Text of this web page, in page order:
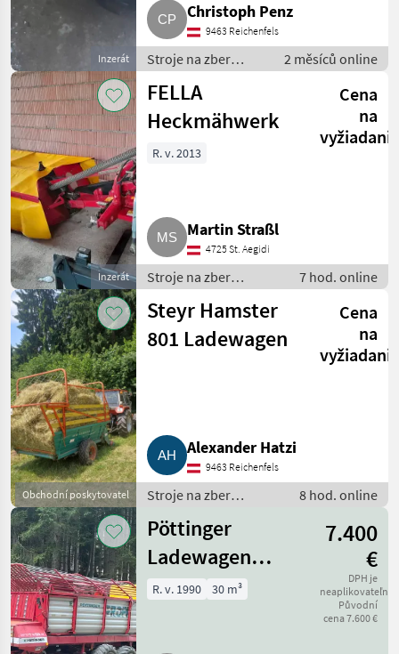
Inzerát
Christoph Penz
9463 Reichenfels
Stroje na zber
objemových krmív /
Kosa
2 měsíců online
Inzerát
FELLA
Heckmähwerk
Cena
na
R. v. 2013
Martin Straßl
4725 St. Aegidi
Stroje na zber
objemových krmív /
Kosa
7 hod. online
Obchodní poskytovatel
Steyr Hamster
801 Ladewagen
Cena
na
Alexander Hatzi
9463 Reichenfels
Stroje na zber
Zberaci prívesný voz
8 hod. online
Pöttinger
Ladewagen
Ernteprofi
7.400
€
DPH je
neaplikovateľné
Původní
cena 7.600 €
R. v. 1990 30 m³